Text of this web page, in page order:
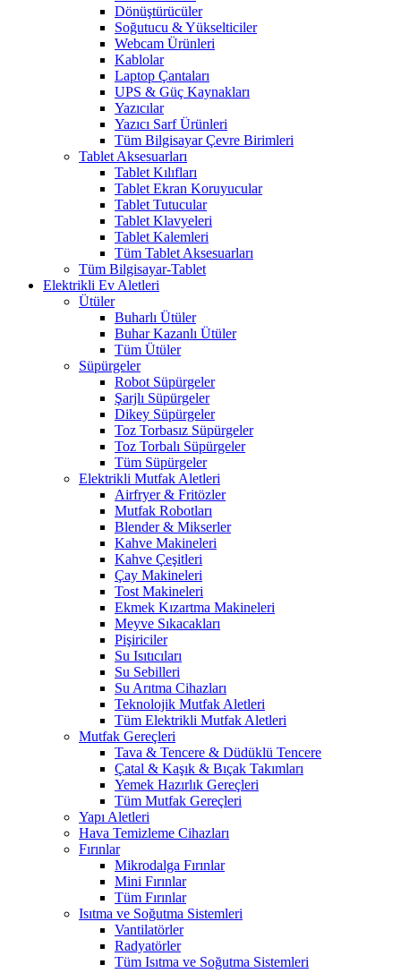
Dönüştürücüler
Soğutucu & Yükselticiler
Webcam Ürünleri
Kablolar
Laptop Çantaları
UPS & Güç Kaynakları
Yazıcılar
Yazıcı Sarf Ürünleri
Tüm Bilgisayar Çevre Birimleri
Tablet Aksesuarları
Tablet Kılıfları
Tablet Ekran Koruyucular
Tablet Tutucular
Tablet Klavyeleri
Tablet Kalemleri
Tüm Tablet Aksesuarları
Tüm Bilgisayar-Tablet
Elektrikli Ev Aletleri
Ütüler
Buharlı Ütüler
Buhar Kazanlı Ütüler
Tüm Ütüler
Süpürgeler
Robot Süpürgeler
Şarjlı Süpürgeler
Dikey Süpürgeler
Toz Torbasız Süpürgeler
Toz Torbalı Süpürgeler
Tüm Süpürgeler
Elektrikli Mutfak Aletleri
Airfryer & Fritözler
Mutfak Robotları
Blender & Mikserler
Kahve Makineleri
Kahve Çeşitleri
Çay Makineleri
Tost Makineleri
Ekmek Kızartma Makineleri
Meyve Sıkacakları
Pişiriciler
Su Isıtıcıları
Su Sebilleri
Su Arıtma Cihazları
Teknolojik Mutfak Aletleri
Tüm Elektrikli Mutfak Aletleri
Mutfak Gereçleri
Tava & Tencere & Düdüklü Tencere
Çatal & Kaşık & Bıçak Takımları
Yemek Hazırlık Gereçleri
Tüm Mutfak Gereçleri
Yapı Aletleri
Hava Temizleme Cihazları
Fırınlar
Mikrodalga Fırınlar
Mini Fırınlar
Tüm Fırınlar
Isıtma ve Soğutma Sistemleri
Vantilatörler
Radyatörler
Tüm Isıtma ve Soğutma Sistemleri